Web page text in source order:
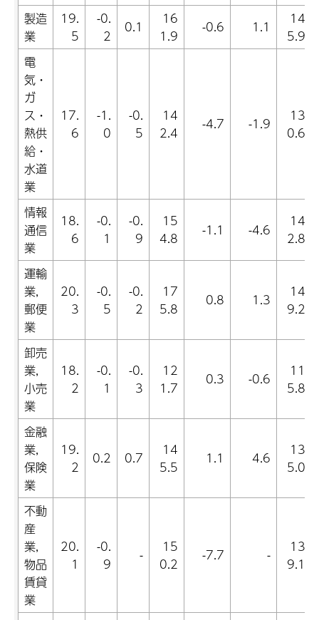
製造
業
19.
5
-0.
2
0.1
16
1.9
-0.6 1.1
14
5.9
電
気・
ガ
ス・
熱供
給・
水道
業
17.
6
-1.
0
-0.
5
14
2.4
-4.7 -1.9
13
0.6
情報
通信
業
18.
6
-0.
1
-0.
9
15
4.8
-1.1 -4.6
14
2.8
運輸
業,
郵便
業
20.
3
-0.
5
-0.
2
17
5.8
0.8 1.3
14
9.2
卸売
業,
小売
業
18.
2
-0.
1
-0.
3
12
1.7
0.3 -0.6
11
5.8
金融
業,
保険
業
19.
2
0.2 0.7
14
5.5
1.1 4.6
13
5.0
不動
産
業,
物品
賃貸
業
20.
1
-0.
9
-
15
0.2
-7.7 -
13
9.1